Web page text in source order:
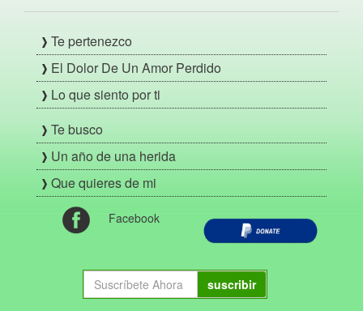
Te pertenezco
El Dolor De Un Amor Perdido
Lo que siento por ti
Te busco
Un año de una herida
Que quieres de mi
Facebook
suscribir